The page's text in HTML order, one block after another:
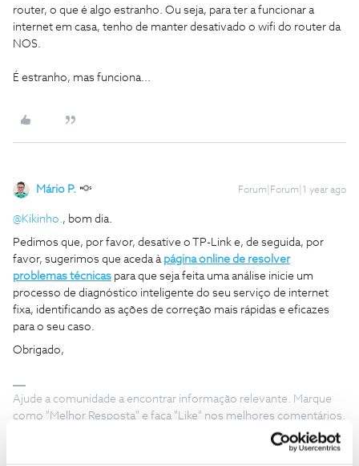
router, o que é algo estranho. Ou seja, para ter a funcionar a
internet em casa, tenho de manter desativado o wifi do router da
NOS.
É estranho, mas funciona...
Mário P. Forum|Forum|1 year ago
@Kikinho., bom dia.
Pedimos que, por favor, desative o TP-Link e, de seguida, por
favor, sugerimos que aceda à página online de resolver
problemas técnicas para que seja feita uma análise inicie um
processo de diagnóstico inteligente do seu serviço de internet
fixa, identificando as ações de correção mais rápidas e eficazes
para o seu caso.
Obrigado,
Ajude a comunidade a encontrar informação relevante. Marque
como "Melhor Resposta" e faça "Like" nos melhores comentários.